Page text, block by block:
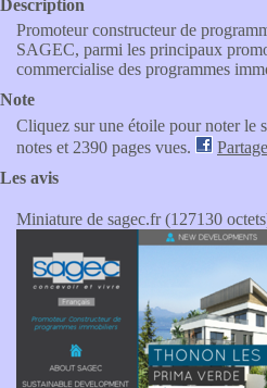
Description
Promoteur constructeur de
SAGEC, parmi les principaux
commercialise des programmes
Note
Cliquez sur une étoile pour noter le
notes et 2390 pages vues.
Les avis
Miniature de sagec.fr (127130